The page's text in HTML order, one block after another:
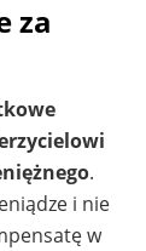
za
.
i nie
w